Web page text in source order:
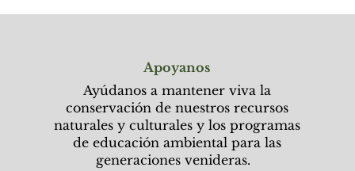
Apoyanos
Ayúdanos a mantener viva la
conservación de nuestros recursos
naturales y culturales y los programas
de educación ambiental para las
generaciones venideras.